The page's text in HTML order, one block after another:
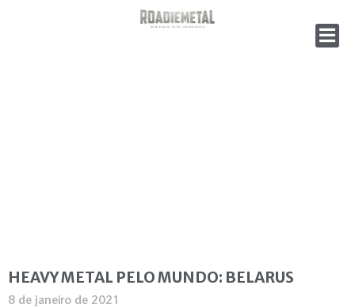
HEAVY METAL PELO MUNDO: BELARUS
8 de janeiro de 2021